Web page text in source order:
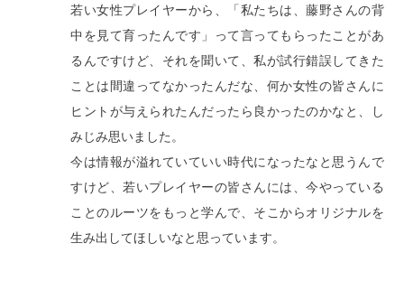
若い女性プレイヤーから、「私たちは、藤野さんの背
中を見て育ったんです」って言ってもらったことがあ
るんですけど、それを聞いて、私が試行錯誤してきた
ことは間違ってなかったんだな、何か女性の皆さんに
ヒントが与えられたんだったら良かったのかなと、し
みじみ思いました。
今は情報が溢れていていい時代になったなと思うんで
すけど、若いプレイヤーの皆さんには、今やっている
ことのルーツをもっと学んで、そこからオリジナルを
生み出してほしいなと思っています。